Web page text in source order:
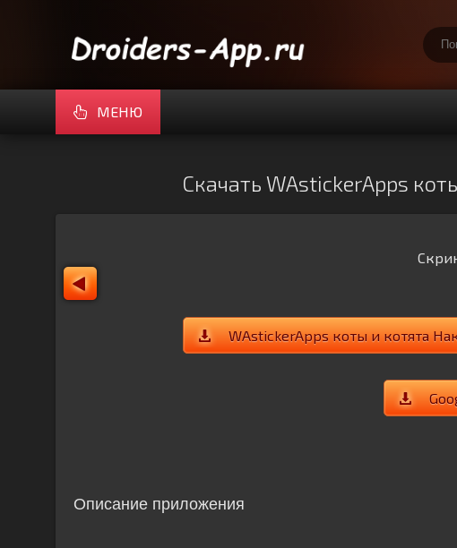
МЕНЮ
Скачать WAstickerApps
WAstickerApps коты и котята
Описание приложения